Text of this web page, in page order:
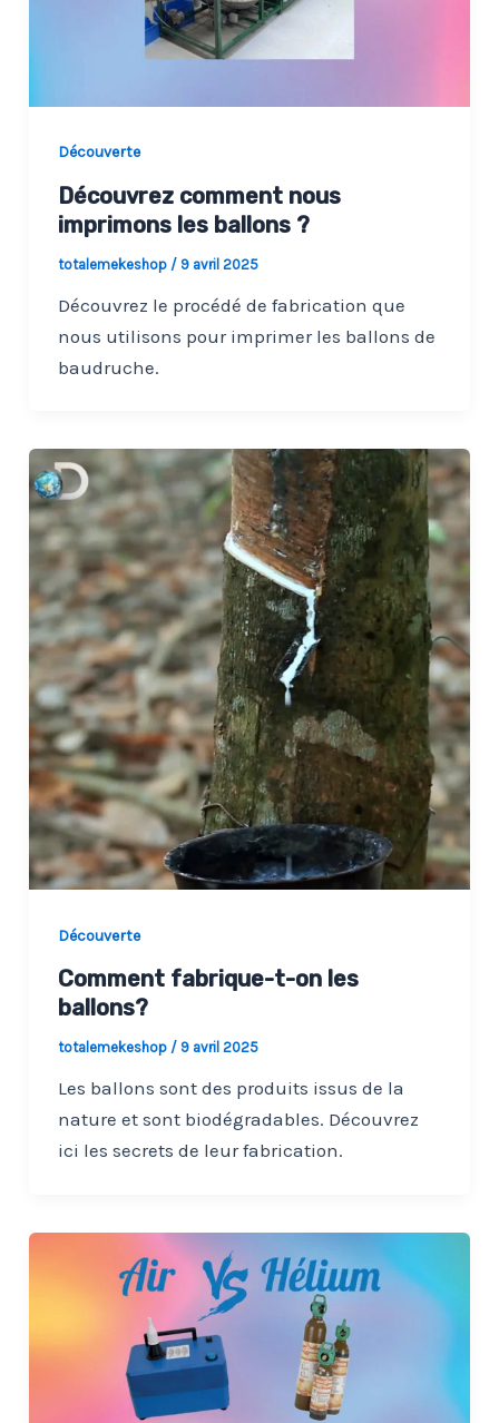
Découverte
Découvrez comment nous
imprimons les ballons ?
totalemekeshop / 9 avril 2025
Découvrez le procédé de fabrication que
nous utilisons pour imprimer les ballons de
baudruche.
Découverte
Comment fabrique-t-on les
ballons?
totalemekeshop / 9 avril 2025
Les ballons sont des produits issus de la
nature et sont biodégradables. Découvrez
ici les secrets de leur fabrication.